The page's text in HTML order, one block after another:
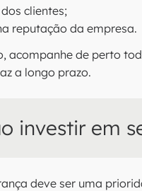
clientes;
reputação da empresa.
acompanhe de perto
a longo prazo.
investir em
deve ser uma